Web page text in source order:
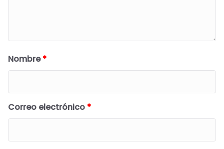
Nombre*
Correo electrónico *